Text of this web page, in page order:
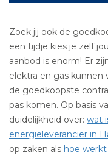
Zoek jij ook de
een tijdje kies je zelf
aanbod is enorm! Er
elektra en gas kunnen
de goedkoopste
pas komen. Op basis
duidelijkheid over: wat
energieleverancier in
op zaken als hoe